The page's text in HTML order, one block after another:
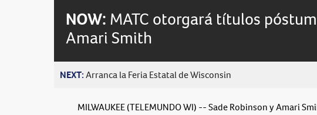
NOW: MATC otorgará títulos
Amari Smith
NEXT:Arranca la Feria Estatal de Wisconsin
MILWAUKEE (TELEMUNDO WI) -- Sade Robinson y Amari